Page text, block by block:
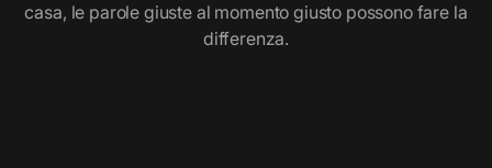
casa, le parole giuste al momento giusto possono fare la
differenza.